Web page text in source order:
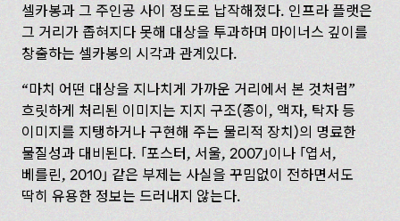
셀카봉과 그 주인공 사이 정도로 납작해졌다. 인프라 플랫은
그 거리가 좁혀지다 못해 대상을 투과하며 마이너스 깊이를
창출하는 셀카봉의 시각과 관계있다.
“마치 어떤 대상을 지나치게 가까운 거리에서 본 것처럼”
흐릿하게 처리된 이미지는 지지 구조(종이, 액자, 탁자 등
이미지를 지탱하거나 구현해 주는 물리적 장치)의 명료한
물질성과 대비된다.
포스터, 서울, 2007 이나 엽서,
베를린, 2010 같은 부제는 사실을 꾸밈없이 전하면서도
딱히 유용한 정보는 드러내지 않는다.